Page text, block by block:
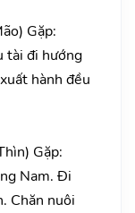
Gặp:
tài đi hướng
hành đều
Gặp:
Nam. Đi
Chăn nuôi